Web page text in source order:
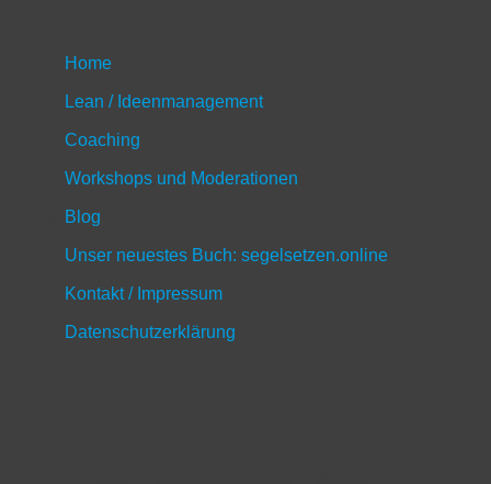
Home
Lean / Ideenmanagement
Coaching
Workshops und Moderationen
Blog
Unser neuestes Buch: segelsetzen.online
Kontakt / Impressum
Datenschutzerklärung